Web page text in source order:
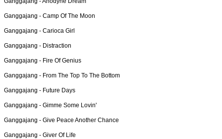
Ganggajang - Camp Of The Moon
Ganggajang - Carioca Girl
Ganggajang - Distraction
Ganggajang - Fire Of Genius
Ganggajang - From The Top To The Bottom
Ganggajang - Future Days
Ganggajang - Gimme Some Lovin'
Ganggajang - Give Peace Another Chance
Ganggajang - Giver Of Life